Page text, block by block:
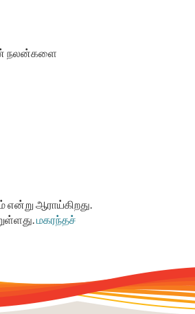
நலன்களை
என்று ஆராய்கிறது.
மகரந்தச்